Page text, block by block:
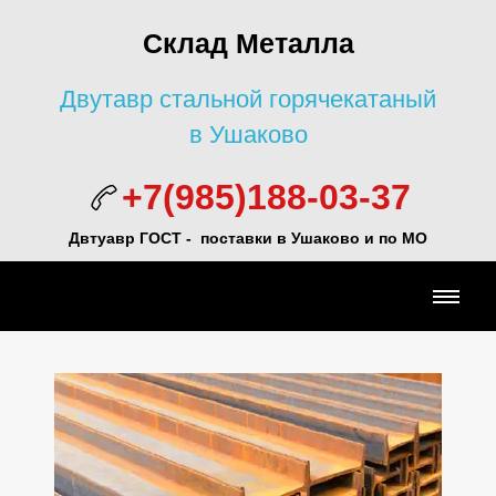
Склад Металла
Двутавр стальной горячекатаный
в Ушаково
+7(985)188-03-37
Двтуавр ГОСТ - поставки в Ушаково и по МО